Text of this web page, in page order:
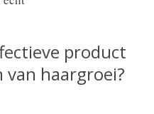
product
haargroei?